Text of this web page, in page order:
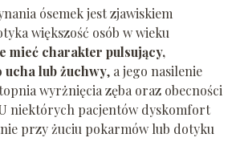
ósemek jest zjawiskiem
większość osób w wieku
mieć charakter pulsujący,
lub żuchwy, a jego nasilenie
wyrżnięcia zęba oraz obecności
niektórych pacjentów dyskomfort
przy żuciu pokarmów lub dotyku